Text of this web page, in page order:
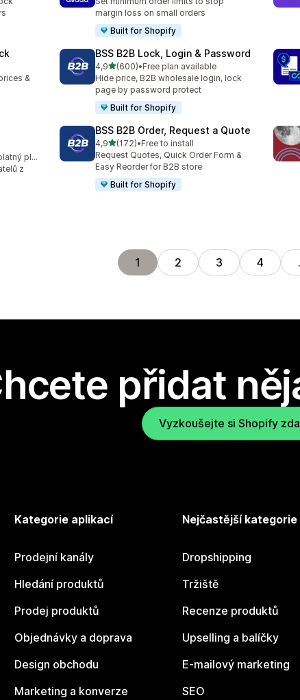
margin loss on small orders
Built for Shopify
&
BSS B2B Lock, Login & Password
4,9z 5 hvězd
(600)
Celkový počet recenzí: 600
•Free plan available
Hide price, B2B wholesale login, lock
page by password protect
Built for Shopify
K dispozici je bezplatný plán
z
BSS B2B Order, Request a Quote
4,9z 5 hvězd
(172)
Celkový počet recenzí: 172
•Free to install
Request Quotes, Quick Order Form &
Easy Reorder for B2B store
Built for Shopify
1 2 3 4
přidat
Vyzkoušejte si Shopify
Kategorie aplikací
Prodejní kanály
Hledání produktů
Prodej produktů
Objednávky a doprava
Design obchodu
Marketing a konverze
Nejčastější kategorie
Dropshipping
Tržiště
Recenze produktů
Upselling a balíčky
E-mailový marketing
SEO